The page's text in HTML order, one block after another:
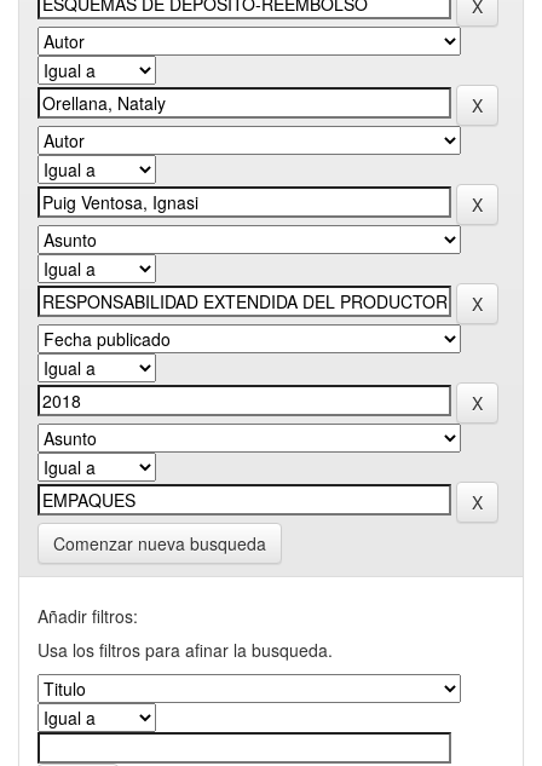
Comenzar nueva busqueda
Añadir filtros:
Usa los filtros para afinar la busqueda.